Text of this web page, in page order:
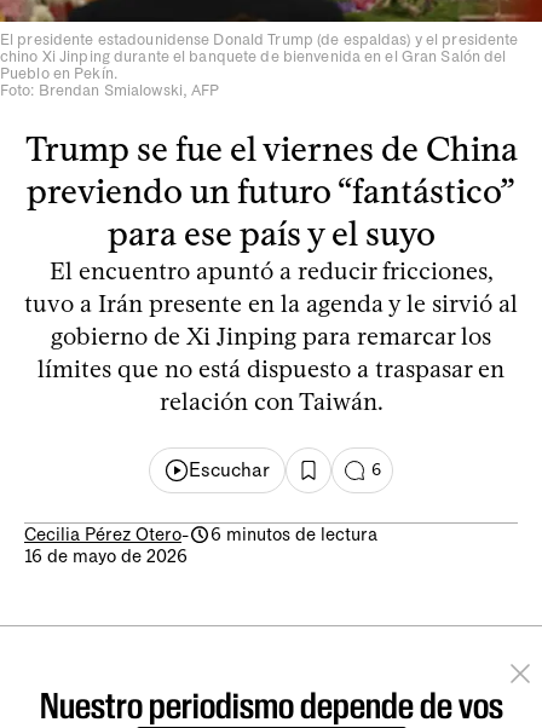
El presidente estadounidense Donald Trump (de espaldas) y el presidente
chino Xi Jinping durante el banquete de bienvenida en el Gran Salón del
Pueblo en Pekín.
Foto: Brendan Smialowski, AFP
Trump se fue el viernes de China
previendo un futuro “fantástico”
para ese país y el suyo
El encuentro apuntó a reducir fricciones,
tuvo a Irán presente en la agenda y le sirvió al
gobierno de Xi Jinping para remarcar los
límites que no está dispuesto a traspasar en
relación con Taiwán.
Escuchar 6
Cecilia Pérez Otero-
6 minutos de lectura
16 de mayo de 2026
Nuestro periodismo depende de vos